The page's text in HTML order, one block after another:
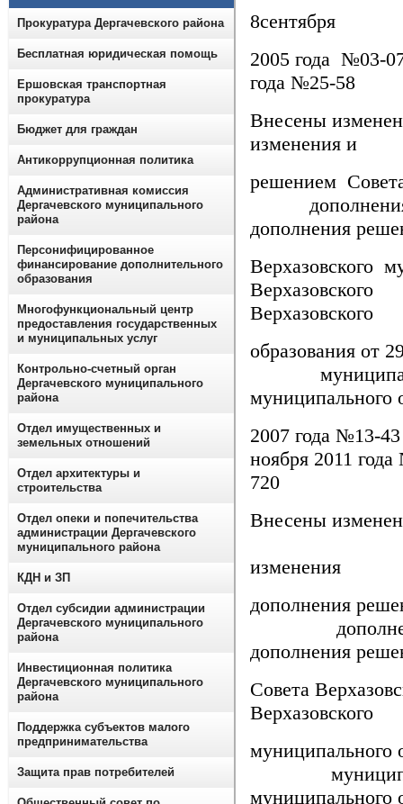
8сентября
2005
года
дополнения
Верхазовского
муниципального
2007
ноября 2011
720
Внесены
дополнения
Совета
муниципального
Прокуратура Дергачевского района
Бесплатная юридическая помощь
Ершовская транспортная
прокуратура
Бюджет для граждан
Антикоррупционная политика
Административная комиссия
Дергачевского муниципального
района
Персонифицированное
финансирование дополнительного
образования
Многофункциональный центр
предоставления государственных
и муниципальных услуг
Контрольно-счетный орган
Дергачевского муниципального
района
Отдел имущественных и
земельных отношений
Отдел архитектуры и
строительства
Отдел опеки и попечительства
администрации Дергачевского
муниципального района
КДН и ЗП
Отдел субсидии администрации
Дергачевского муниципального
района
Инвестиционная политика
Дергачевского муниципального
района
Поддержка субъектов малого
предпринимательства
Защита прав потребителей